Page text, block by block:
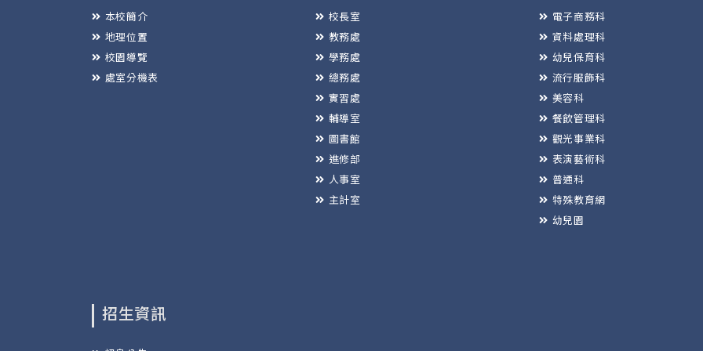
本校簡介
地理位置
校園導覽
處室分機表
校長室
教務處
學務處
總務處
實習處
輔導室
圖書館
進修部
人事室
主計室
電子商務科
資料處理科
幼兒保育科
流行服飾科
美容科
餐飲管理科
觀光事業科
表演藝術科
普通科
特殊教育網
幼兒園
招生資訊